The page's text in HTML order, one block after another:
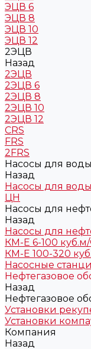
ЭЦВ 6
ЭЦВ 8
ЭЦВ 10
ЭЦВ 12
2ЭЦВ
Назад
2ЭЦВ
2ЭЦВ 6
2ЭЦВ 8
2ЭЦВ 10
2ЭЦВ 12
CRS
FRS
2FRS
Насосы для воды
Назад
Насосы для воды
ЦН
Насосы для
Назад
Насосы для
КМ-Е 6-100 куб.м/
КМ-Е 100-320
Насосные
Нефтегазовое
Назад
Нефтегазовое
Установки
Установки
Компания
Назад